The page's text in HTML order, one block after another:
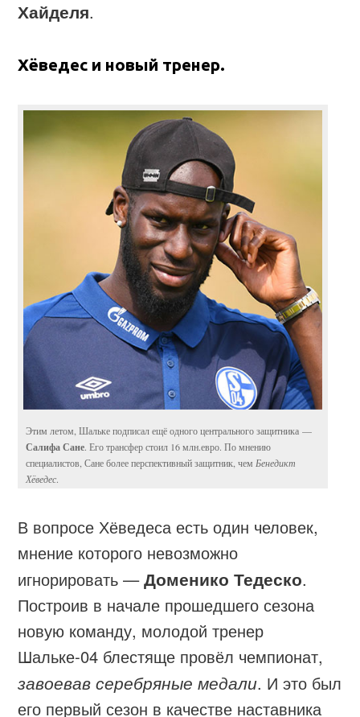
Хайделя.
Хёведес и новый тренер.
Этим летом, Шальке подписал ещё одного центрального защитника —
Салифа Сане. Его трансфер стоил 16 млн.евро. По мнению
специалистов, Сане более перспективный защитник, чем Бенедикт
Хёведес.
В вопросе Хёведеса есть один человек,
мнение которого невозможно
игнорировать —Доменико Тедеско.
Построив в начале прошедшего сезона
новую команду, молодой тренер
Шальке-04 блестяще провёл чемпионат,
завоевав серебряные медали. И это был
его первый сезон в качестве наставника